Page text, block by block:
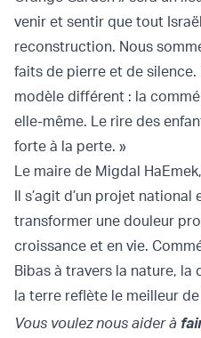
venir et sentir que tout
reconstruction. Nous
faits de pierre et de silence.
modèle différent : la
elle-même. Le rire des
forte à la perte. »
Le maire de Migdal
Il s’agit d’un projet
transformer une douleur
croissance et en vie.
Bibas à travers la nature, la
la terre reflète le meilleur de
Vous voulez nous aider à